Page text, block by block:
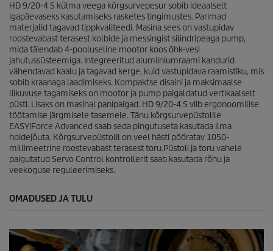
e
HD 9/20-4 S külma veega kõrgsurvepesur sobib ideaalselt
igapäevaseks kasutamiseks rasketes tingimustes. Parimad
materjalid tagavad tippkvaliteedi. Masina sees on vastupidav
roostevabast terasest kolbide ja messingist silindripeaga pump,
mida täiendab 4-pooluseline mootor koos õhk-vesi
jahutussüsteemiga. Integreeritud alumiiniumraami kandurid
vähendavad kaalu ja tagavad kerge, kuid vastupidava raamistiku, mis
sobib kraanaga laadimiseks. Kompaktse disaini ja maksimaalse
liikuvuse tagamiseks on mootor ja pump paigaldatud vertikaalselt
püsti. Lisaks on masinal panipaigad. HD 9/20-4 S viib ergonoomilise
töötamise järgmisele tasemele. Tänu kõrgsurvepüstolile
EASY!Force Advanced saab seda pingutuseta kasutada ilma
hoidejõuta. Kõrgsurvepüstolil on veel hästi pööratav 1050-
millimeetrine roostevabast terasest toru.Püstoli ja toru vahele
paigutatud Servo Control kontrollerit saab kasutada rõhu ja
veekoguse reguleerimiseks.
OMADUSED JA TULU